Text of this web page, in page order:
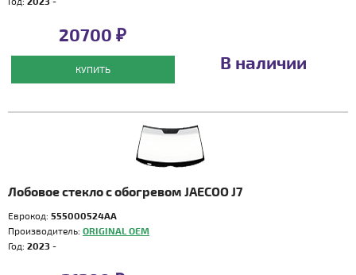
20700 ₽
КУПИТЬ В наличии
Лобовое стекло с обогревом JAECOO J7
Еврокод: 555000524AA
Производитель: ORIGINAL OEM
Год: 2023 -